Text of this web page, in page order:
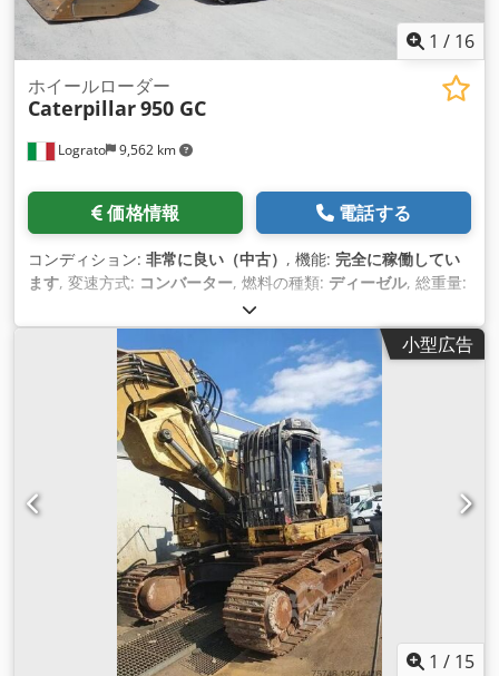
1 / 16
Lograto 9,562 km
ホイールローダー
Caterpillar950 GC
価格情報 電話する
コンディション: 非常に良い（中古） , 機能: 完全に稼働してい
ます, 変速方式: コンバーター, 燃料の種類: ディーゼル, 総重量:
, 初回登録:
装備:エアコン,
小型広告
1 / 15